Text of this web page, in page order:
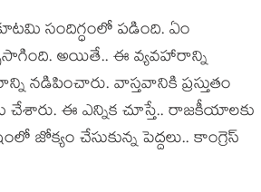
సందిగ్ధంలో ప‌డింది. ఏం
అయితే.. ఈ వ్య‌వ‌హారాన్ని
న‌డిపించారు. వాస్త‌వానికి ప్ర‌స్తుతం
చేశారు. ఈ ఎన్నిక చూస్తే.. రాజ‌కీయాల‌కు
జోక్యం చేసుకున్న పెద్ద‌లు.. కాంగ్రెస్